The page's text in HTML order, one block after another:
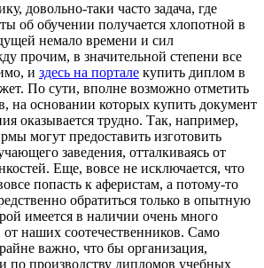
довольно-таки часто задача, где
об обучении получается хлопотной в
немало времени и сил
прочим, в значительной степени все
и здесь на портале купить диплом в
По сути, вполне возможно отметить
на основании которых купить документ
оказывается трудно. Так, например,
могут предоставить изготовить
заведения, отталкиваясь от
Еще, вовсе не исключается, что
попасть к аферистам, а потому-то
обратиться только в опытную
имеется в наличии очень много
наших соотечественников. Само
важно, что бы организация,
по производству дипломов учебных